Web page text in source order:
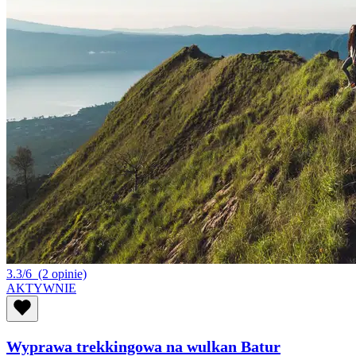
3.3/6 (2 opinie)
AKTYWNIE
Wyprawa trekkingowa na wulkan Batur